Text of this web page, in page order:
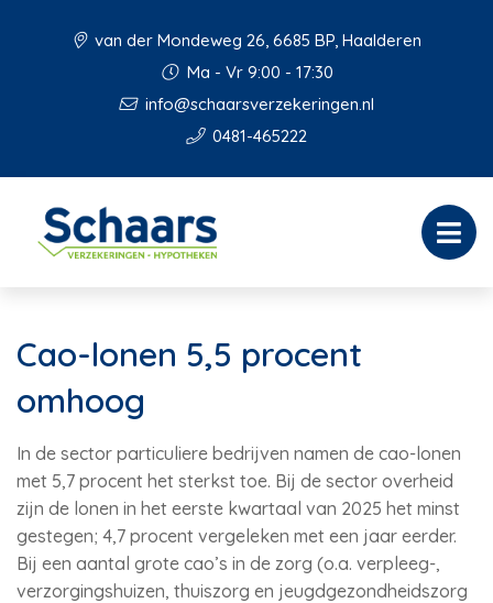
van der Mondeweg 26, 6685 BP, Haalderen
Ma - Vr 9:00 - 17:30
info@schaarsverzekeringen.nl
0481-465222
Cao-lonen 5,5 procent
omhoog
In de sector particuliere bedrijven namen de cao-lonen
met 5,7 procent het sterkst toe. Bij de sector overheid
zijn de lonen in het eerste kwartaal van 2025 het minst
gestegen; 4,7 procent vergeleken met een jaar eerder.
Bij een aantal grote cao’s in de zorg (o.a. verpleeg-,
verzorgingshuizen, thuiszorg en jeugdgezondheidszorg